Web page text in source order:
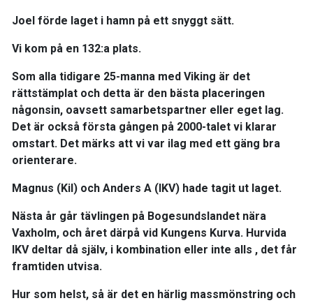
Joel förde laget i hamn på ett snyggt sätt.
Vi kom på en 132:a plats.
Som alla tidigare 25-manna med Viking är det
rättstämplat och detta är den bästa placeringen
någonsin, oavsett samarbetspartner eller eget lag.
Det är också första gången på 2000-talet vi klarar
omstart. Det märks att vi var ilag med ett gäng bra
orienterare.
Magnus (Kil) och Anders A (IKV) hade tagit ut laget.
Nästa år går tävlingen på Bogesundslandet nära
Vaxholm, och året därpå vid Kungens Kurva. Hurvida
IKV deltar då själv, i kombination eller inte alls , det får
framtiden utvisa.
Hur som helst, så är det en härlig massmönstring och